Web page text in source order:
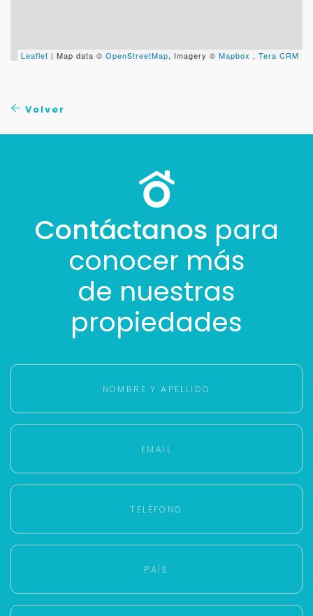
Leaflet | Map data © OpenStreetMap, Imagery © Mapbox , Tera CRM
Volver
Contáctanos para
conocer más
de nuestras
propiedades